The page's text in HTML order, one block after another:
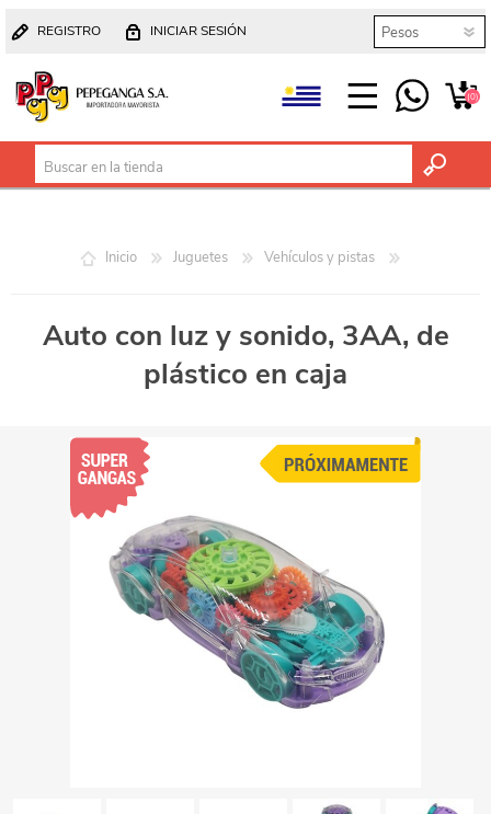
REGISTRO INICIAR SESIÓN
(0)
Inicio Juguetes Vehículos y pistas
Auto con luz y sonido, 3AA, de
plástico en caja